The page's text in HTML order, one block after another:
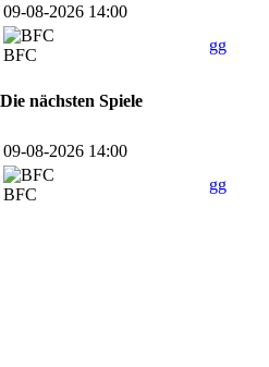
09-08-2026 14:00
BFC
gg
Die nächsten Spiele
09-08-2026 14:00
BFC
gg